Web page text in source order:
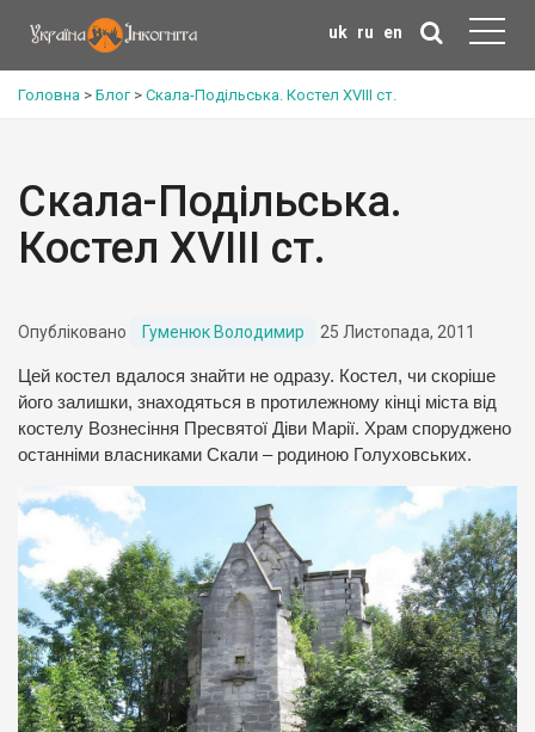
uk ru en
Головна > Блог> Скала-Подільська. Костел XVIII ст.
Скала-Подільська.
Костел XVIII ст.
Опубліковано Гуменюк Володимир 25 Листопада, 2011
Цей костел вдалося знайти не одразу. Костел, чи скоріше
його залишки, знаходяться в протилежному кінці міста від
костелу Вознесіння Пресвятої Діви Марії. Храм споруджено
останніми власниками Скали – родиною Голуховських.